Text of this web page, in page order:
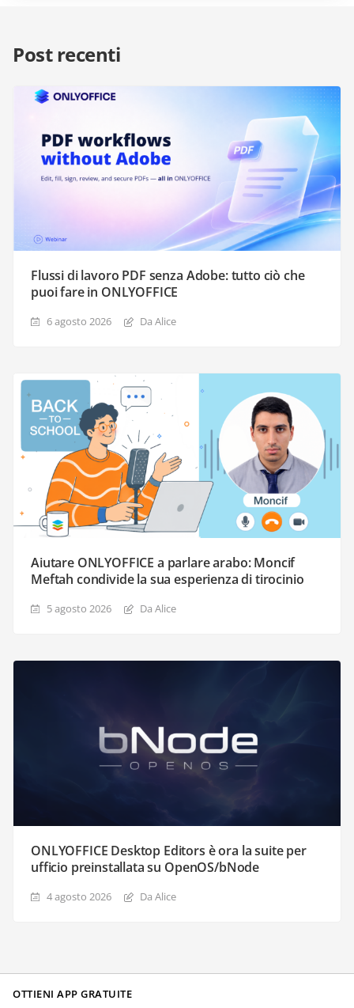
Post recenti
Flussi di lavoro PDF senza Adobe: tutto ciò che
puoi fare in ONLYOFFICE
6 agosto 2026 Da Alice
Aiutare ONLYOFFICE a parlare arabo: Moncif
Meftah condivide la sua esperienza di tirocinio
5 agosto 2026 Da Alice
ONLYOFFICE Desktop Editors è ora la suite per
ufficio preinstallata su OpenOS/bNode
4 agosto 2026 Da Alice
OTTIENI APP GRATUITE